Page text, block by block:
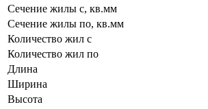
Сечение жилы с, кв.мм
Сечение жилы по, кв.мм
Количество жил с
Количество жил по
Длина
Ширина
Высота